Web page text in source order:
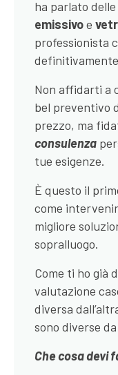
ha parlato delle
emissivoe
professionista
Non affidarti a
bel preventivo
prezzo, ma
consulenza
tue esigenze.
È questo il
come
migliore
sopralluogo.
Come ti ho già
valutazione
diversa
sono diverse
Che cosa devi